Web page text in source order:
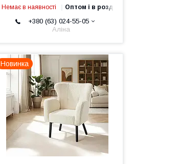
Немає в наявності Оптом і в роздріб
+380 (63) 024-55-05
Аліна
Новинка